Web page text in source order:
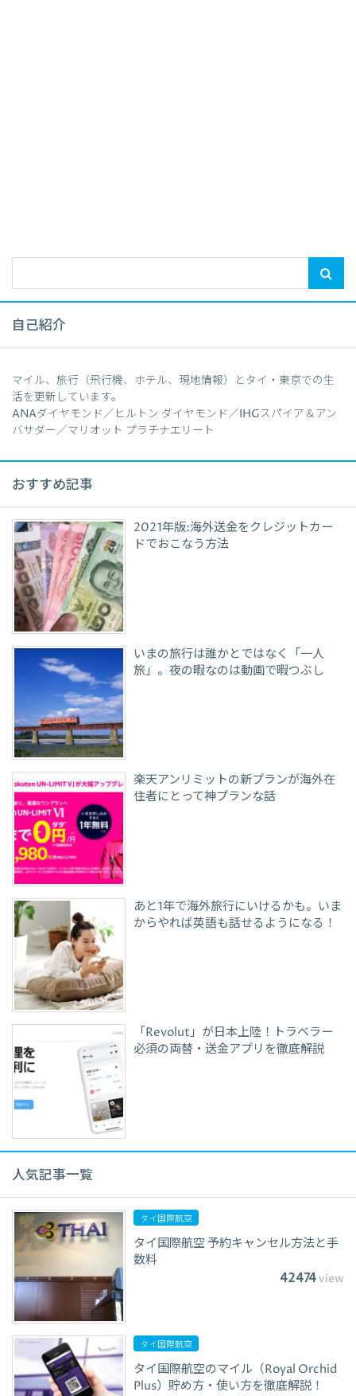
自己紹介
マイル、旅行（飛行機、ホテル、現地情報）とタイ・東京での生
活を更新しています。
ANAダイヤモンド／ヒルトン ダイヤモンド／IHGスパイア＆アン
バサダー／マリオット プラチナエリート
おすすめ記事
2021年版:海外送金をクレジットカー
ドでおこなう方法
いまの旅行は誰かとではなく「一人
旅」。夜の暇なのは動画で暇つぶし
楽天アンリミットの新プランが海外在
住者にとって神プランな話
あと1年で海外旅行にいけるかも。いま
からやれば英語も話せるようになる！
「Revolut」が日本上陸！トラベラー
必須の両替・送金アプリを徹底解説
人気記事一覧
タイ国際航空
タイ国際航空 予約キャンセル方法と手
数料
42474view
タイ国際航空
タイ国際航空のマイル（Royal Orchid
Plus）貯め方・使い方を徹底解説！